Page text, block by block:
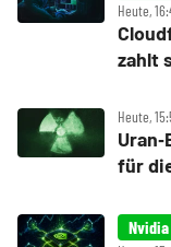
Heute,
zahlt
Heute,
für
Nvidia